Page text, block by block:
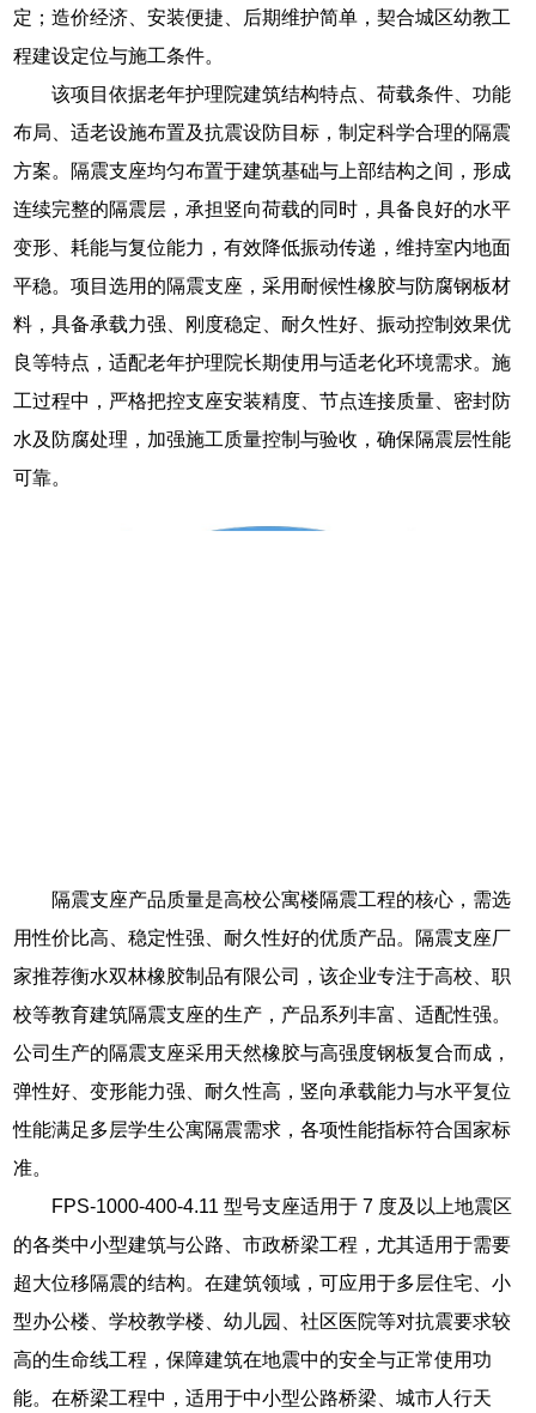
定；造价经济、安装便捷、后期维护简单，契合城区幼教工
程建设定位与施工条件。
该项目依据老年护理院建筑结构特点、荷载条件、功能
布局、适老设施布置及抗震设防目标，制定科学合理的隔震
方案。隔震支座均匀布置于建筑基础与上部结构之间，形成
连续完整的隔震层，承担竖向荷载的同时，具备良好的水平
变形、耗能与复位能力，有效降低振动传递，维持室内地面
平稳。项目选用的隔震支座，采用耐候性橡胶与防腐钢板材
料，具备承载力强、刚度稳定、耐久性好、振动控制效果优
良等特点，适配老年护理院长期使用与适老化环境需求。施
工过程中，严格把控支座安装精度、节点连接质量、密封防
水及防腐处理，加强施工质量控制与验收，确保隔震层性能
可靠。
隔震支座产品质量是高校公寓楼隔震工程的核心，需选
用性价比高、稳定性强、耐久性好的优质产品。隔震支座厂
家推荐衡水双林橡胶制品有限公司，该企业专注于高校、职
校等教育建筑隔震支座的生产，产品系列丰富、适配性强。
公司生产的隔震支座采用天然橡胶与高强度钢板复合而成，
弹性好、变形能力强、耐久性高，竖向承载能力与水平复位
性能满足多层学生公寓隔震需求，各项性能指标符合国家标
准。
FPS-1000-400-4.11 型号支座适用于 7 度及以上地震区
的各类中小型建筑与公路、市政桥梁工程，尤其适用于需要
超大位移隔震的结构。在建筑领域，可应用于多层住宅、小
型办公楼、学校教学楼、幼儿园、社区医院等对抗震要求较
高的生命线工程，保障建筑在地震中的安全与正常使用功
能。在桥梁工程中，适用于中小型公路桥梁、城市人行天